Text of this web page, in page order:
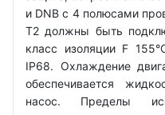
и DNB с 4 полюсами
T2 должны быть
класс изоляции F
IP68. Охлаждение
обеспечивается
насос. Пределы